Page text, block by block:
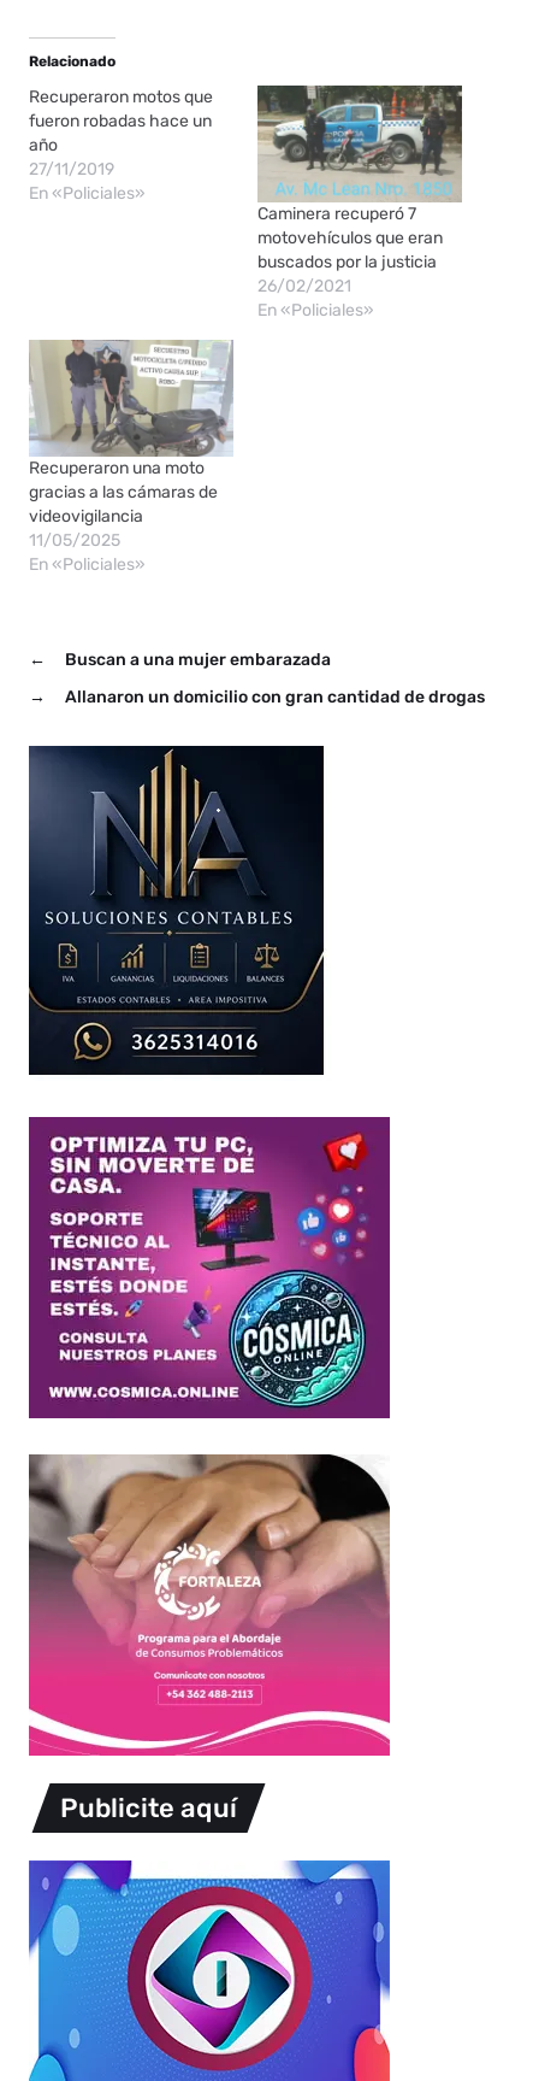
Relacionado
Recuperaron motos que
fueron robadas hace un
año
27/11/2019
En «Policiales»
Caminera recuperó 7
motovehículos que eran
buscados por la justicia
26/02/2021
En «Policiales»
Recuperaron una moto
gracias a las cámaras de
videovigilancia
11/05/2025
En «Policiales»
←
Buscan a una mujer embarazada
→
Allanaron un domicilio con gran cantidad de drogas
Publicite aquí